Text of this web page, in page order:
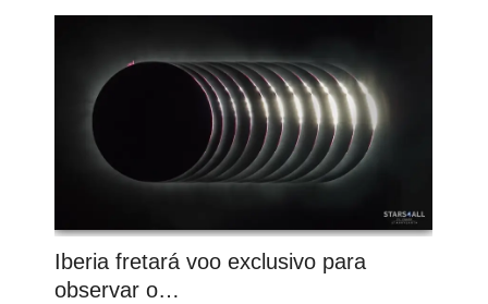
Iberia fretará voo exclusivo para
observar o…